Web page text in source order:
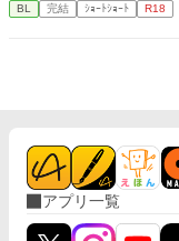
BL 完結 ｼｮｰﾄｼｮｰﾄ R18
アプリ一覧